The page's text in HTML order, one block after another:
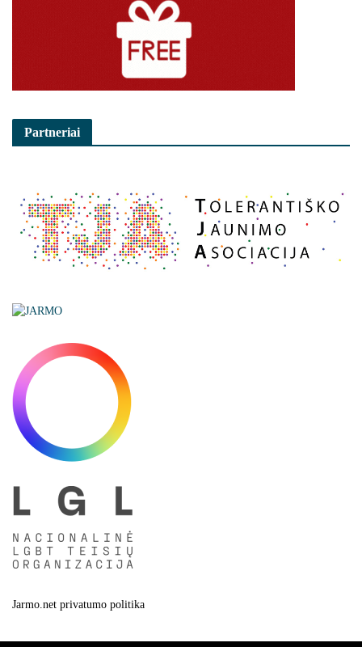
Partneriai
Jarmo.net privatumo politika